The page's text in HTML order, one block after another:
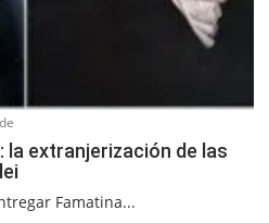
la extranjerización de las
Famatina...